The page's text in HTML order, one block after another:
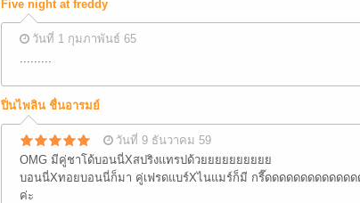
Five night at freddy
วันที่ 1 กุมภาพันธ์ 65
ปิ่นไพลิน ชื่นอารมย์
วันที่ 9 ธันวาคม 59
OMG มีคู่ชาโด้บอนนี่Xสปริงแทรปด้วยยยยยยยยยย
บอนนี่Xทอยบอนนี่ก็มา คู่เฟรดแบร์Xไนแมร์ก็มี กรี๊ดดดดดดดดดดดด
ค่ะ